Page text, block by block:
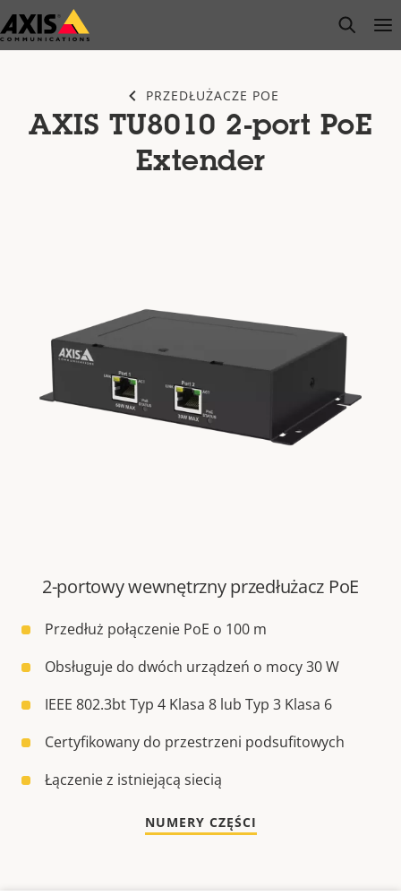
Przejdź
do
open
PRZEDŁUŻACZE POE
AXIS TU8010 2-port PoE
Extender
2-portowy wewnętrzny przedłużacz PoE
Przedłuż połączenie PoE o 100 m
Obsługuje do dwóch urządzeń o mocy 30 W
IEEE 802.3bt Typ 4 Klasa 8 lub Typ 3 Klasa 6
Certyfikowany do przestrzeni podsufitowych
Łączenie z istniejącą siecią
NUMERY CZĘŚCI